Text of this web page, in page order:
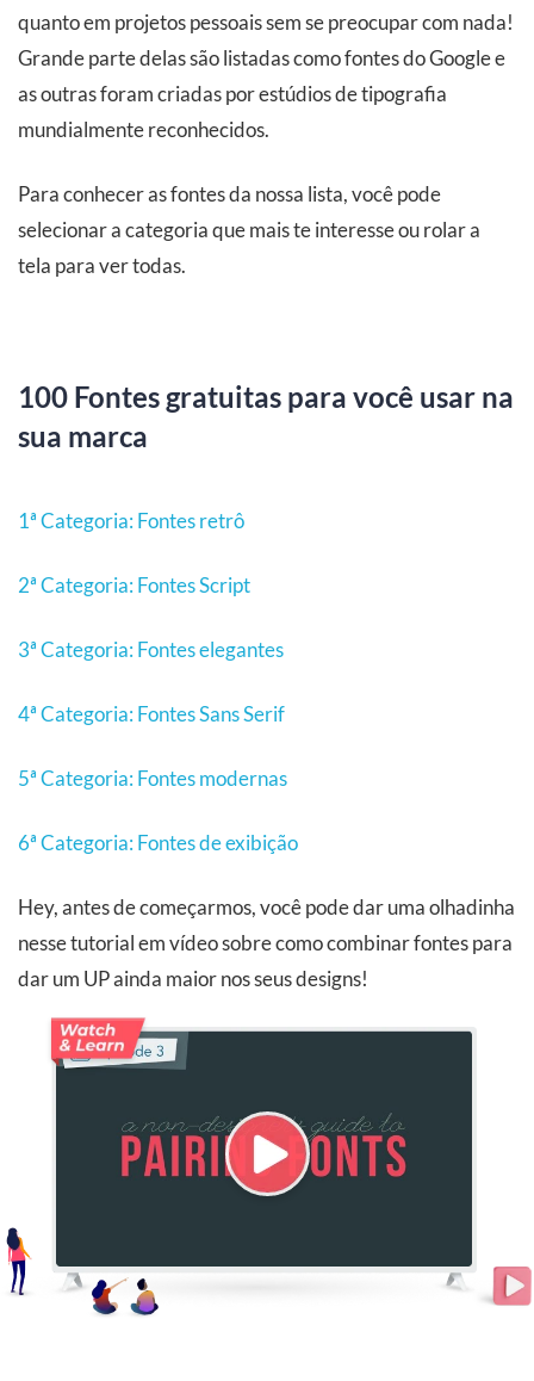
quanto em projetos pessoais sem se preocupar com nada!
Grande parte delas são listadas como fontes do Google e
as outras foram criadas por estúdios de tipografia
mundialmente reconhecidos.
Para conhecer as fontes da nossa lista, você pode
selecionar a categoria que mais te interesse ou rolar a
tela para ver todas.
100 Fontes gratuitas para você usar na
sua marca
1ª Categoria: Fontes retrô
2ª Categoria: Fontes Script
3ª Categoria: Fontes elegantes
4ª Categoria: Fontes Sans Serif
5ª Categoria: Fontes modernas
6ª Categoria: Fontes de exibição
Hey, antes de começarmos, você pode dar uma olhadinha
nesse tutorial em vídeo sobre como combinar fontes para
dar um UP ainda maior nos seus designs!